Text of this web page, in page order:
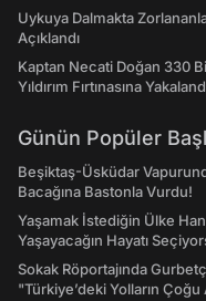
Uykuya Dalmakta
Açıklandı
Kaptan Necati Doğan 330
Yıldırım Fırtınasına
Günün Popüler
Beşiktaş-Üsküdar
Bacağına Bastonla Vurdu!
Yaşamak İstediğin Ülke
Yaşayacağın Hayatı
Sokak Röportajında
"Türkiye’deki Yolların Çoğu